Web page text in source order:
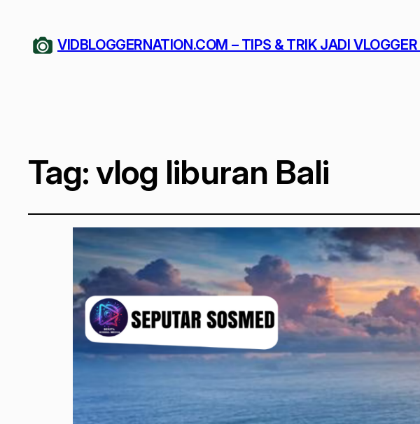
VIDBLOGGERNATION.COM – TIPS & TRIK JADI
Tag:vlog liburan Bali